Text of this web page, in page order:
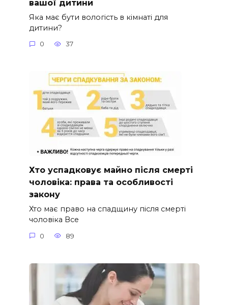
вашої дитини
Яка має бути вологість в кімнаті для
дитини?
0 37
Хто успадковує майно після смерті
чоловіка: права та особливості
закону
Хто має право на спадщину після смерті
чоловіка Все
0 89